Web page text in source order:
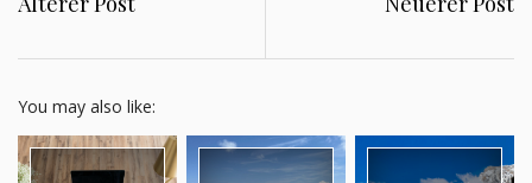
You may also like: